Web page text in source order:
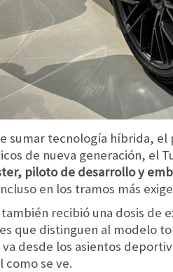
sumar tecnología híbrida, el
de nueva generación, el
piloto de desarrollo y
en los tramos más
también recibió una dosis de
que distinguen al modelo
desde los asientos
como se ve.